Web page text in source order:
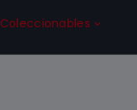
Coleccionables